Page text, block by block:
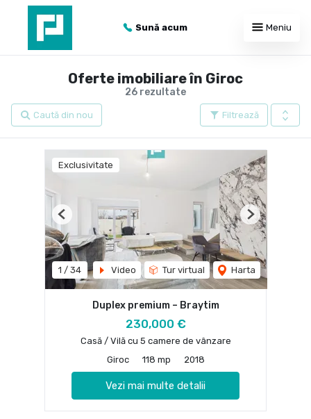
Sună acum Meniu
26 rezultate
Oferte imobiliare în Giroc
Filtrează
Caută din nou
Exclusivitate
1 / 34 Video Tur virtual Harta
Previous Next
Duplex premium – Braytim
230,000 €
Casă / Vilă cu 5 camere de vânzare
Giroc
118 mp 2018
Vezi mai multe detalii